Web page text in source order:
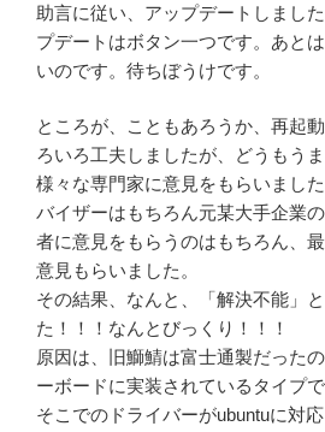
助言に従い、アップデートしまし
プデートはボタン一つです。あと
いのです。待ちぼうけです。
ところが、こともあろうか、再起
ろいろ工夫しましたが、どうもうま
様々な専門家に意見をもらいまし
バイザーはもちろん元某大手企業
者に意見をもらうのはもちろん、
意見もらいました。
その結果、なんと、「解決不能」
た！！！なんとびっくり！！！
原因は、旧鰤鯖は富士通製だった
ーボードに実装されているタイプで
そこでのドライバーがubuntuに対